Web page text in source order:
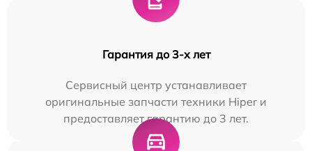
Гарантия до 3-х лет
Сервисный центр устанавливает
оригинальные запчасти техники Hiper и
предоставляет гарантию до 3 лет.